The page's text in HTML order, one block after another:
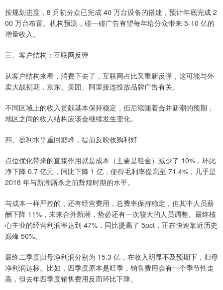
按规划进度，8 月初分众已完成 40 万台设备的搭建，预计年底完成 2
00 万台布置。机构预测，碰一碰广告有望每年给分众带来 5-10 亿的
增量收入。
三、客户结构：互联网反弹
从客户结构来看，消费下去了，互联网占比又重新反弹，这可能与外
卖大战初期，京东、美团、阿里接连投放品牌广告有关。
不同区域上的收入贡献基本保持稳定，但后续随着合并新潮的预期，
地区之间的收入结构应该会继续发生变化。
四、盈利水平重回巅峰，提前反映收购利好
点位优化带来的直接作用就是成本（主要是租金）减少了 10%，环比
净下降 0.7 亿元，同比下降 1 亿，使得毛利率提高至 71.4%，几乎是
2018 年与新潮厮杀之前辉煌时期的水平。
与成本一样严控的，还有经营费用，总费率保持稳定，但其中人员薪
酬下降 11%，未来合并新潮，势必还有一次较大的人员调整。最终核
心主业的经营利润率达到 47%，同比提高了 5pct，正在快速靠近历史
巅峰 50%。
最终二季度归母净利润分别为 15.3 亿，在收入明显不及预期下，归母
净利润达标。比如，四季度原本是旺季，销售费用会有一个季节性走
高，但去年四季度销售费用反而环比下降。